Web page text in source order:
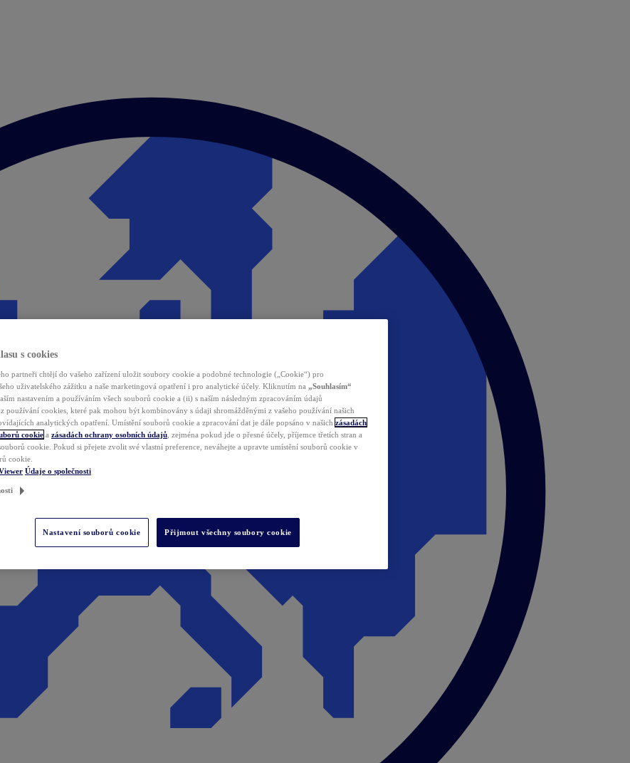
s cookies
partneři chtějí do vašeho zařízení uložit soubory cookie a podobné technologie („Cookie“) pro
uživatelského zážitku a naše marketingová opatření i pro analytické účely. Kliknutím na „Souhlasím“
nastavením a používáním všech souborů cookie a (ii) s naším následným zpracováním údajů
používání cookies, které pak mohou být kombinovány s údaji shromážděnými z vašeho používání našich
analytických opatření. Umístění souborů cookie a zpracování dat je dále popsáno v našich zásadách
cookie a zásadách ochrany osobních údajů , zejména pokud jde o přesné účely, příjemce třetích stran a
cookie. Pokud si přejete zvolit své vlastní preference, neváhejte a upravte umístění souborů cookie v
cookie.
Údaje o společnosti
Nastavení souborů cookie Přijmout všechny soubory cookie